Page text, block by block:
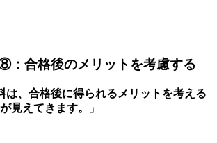
：合格後のメリットを考慮する
は、合格後に得られるメリットを考える
見えてきます。
」